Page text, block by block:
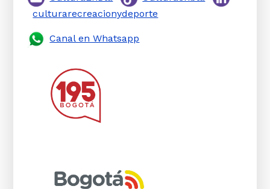
culturarecreacionydeporte
Canal en Whatsapp